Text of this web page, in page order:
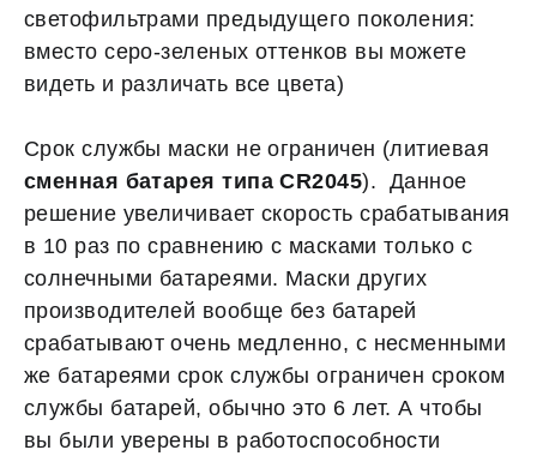
светофильтрами предыдущего поколения:
вместо серо-зеленых оттенков вы можете
видеть и различать все цвета)
Срок службы маски не ограничен (литиевая
сменная батарея типа CR2045). Данное
решение увеличивает скорость срабатывания
в 10 раз по сравнению с масками только с
солнечными батареями. Маски других
производителей вообще без батарей
срабатывают очень медленно, с несменными
же батареями срок службы ограничен сроком
службы батарей, обычно это 6 лет. А чтобы
вы были уверены в работоспособности